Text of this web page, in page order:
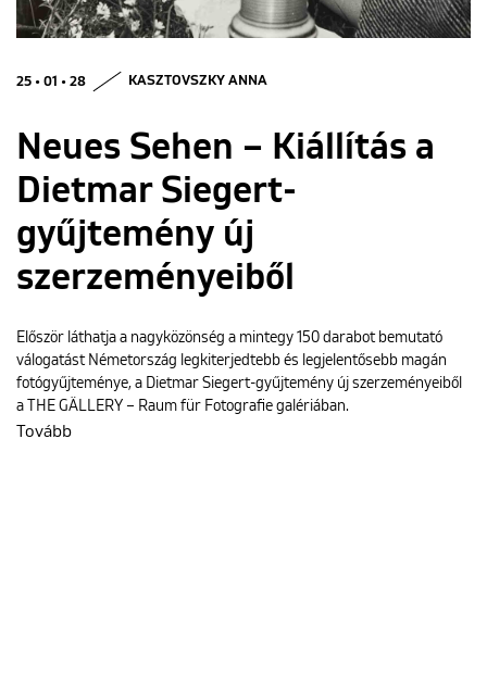
25 • 01 • 28 KASZTOVSZKY ANNA
Neues Sehen – Kiállítás a
Dietmar Siegert-
gyűjtemény új
szerzeményeiből
Először láthatja a nagyközönség a mintegy 150 darabot bemutató
válogatást Németország legkiterjedtebb és legjelentősebb magán
fotógyűjteménye, a Dietmar Siegert-gyűjtemény új szerzeményeiből
a THE GÄLLERY – Raum für Fotografie galériában.
Tovább